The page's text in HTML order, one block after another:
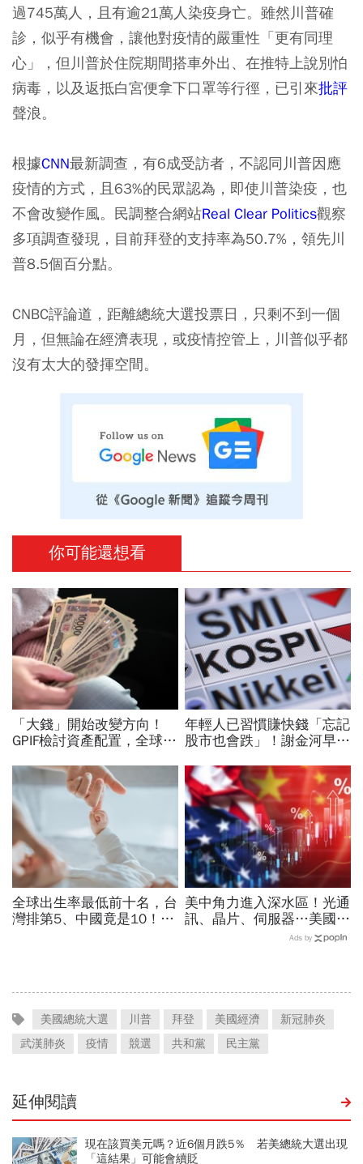
過745萬人，且有逾21萬人染疫身亡。雖然川普確
診，似乎有機會，讓他對疫情的嚴重性「更有同理
心」，但川普於住院期間搭車外出、在推特上說別怕
病毒，以及返抵白宮便拿下口罩等行徑，已引來批評
聲浪。
根據CNN最新調查，有6成受訪者，不認同川普因應
疫情的方式，且63%的民眾認為，即使川普染疫，也
不會改變作風。民調整合網站Real Clear Politics觀察
多項調查發現，目前拜登的支持率為50.7%，領先川
普8.5個百分點。
CNBC評論道，距離總統大選投票日，只剩不到一個
月，但無論在經濟表現，或疫情控管上，川普似乎都
沒有太大的發揮空間。
你可能還想看
「大錢」開始改變方向！
GPIF檢討資產配置，全球資
年輕人已習慣賺快錢「忘記
股市也會跌」！謝金河早一
出事：根本把投資人丟火坑
全球出生率最低前十名，台
灣排第5、中國竟是10！亞
美中角力進入深水區！光通
訊、晶片、伺服器…美國制
裁加碼，謝金河示警台灣
Ads by
美國總統大選 川普 拜登 美國經濟
新冠肺炎
武漢肺炎
疫情 競選 共和黨 民主黨
延伸閱讀
現在該買美元嗎？近6個月跌5％ 若美總統大選出現
「這結果」可能會續貶